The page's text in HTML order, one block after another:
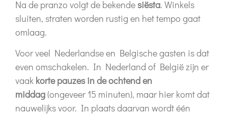
Na de pranzo volgt de bekendesiësta. Winkels
sluiten, straten worden rustig en het tempo gaat
omlaag.
Voor veel Nederlandse en Belgische gasten is dat
even omschakelen. In Nederland of België zijn er
vaak korte pauzes in de ochtend en
middag(ongeveer 15 minuten), maar hier komt dat
nauwelijks voor. In plaats daarvan wordt één